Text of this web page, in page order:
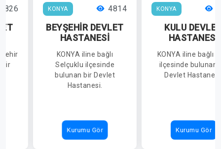
bir
KONYA 4814
BEYŞEHİR DEVLET
HASTANESİ
KONYA iline bağlı
Selçuklu ilçesinde
bulunan bir Devlet
Hastanesi.
Kurumu Gör
KONYA
KULU
HASTANESİ
KONYA iline bağlı
ilçesinde bulunan
Devlet
Kurumu Gör